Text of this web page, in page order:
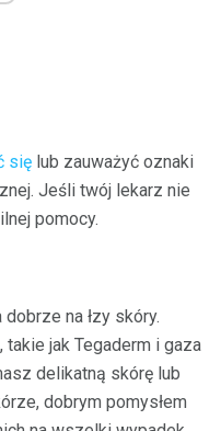
się lub zauważyć oznaki
Jeśli twój lekarz nie
pomocy.
na łzy skóry.
jak Tegaderm i gaza
delikatną skórę lub
dobrym pomysłem